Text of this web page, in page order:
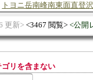
トヨニ岳南峰南東面直登沢
更新 3467 閲覧 公開
リを含まない